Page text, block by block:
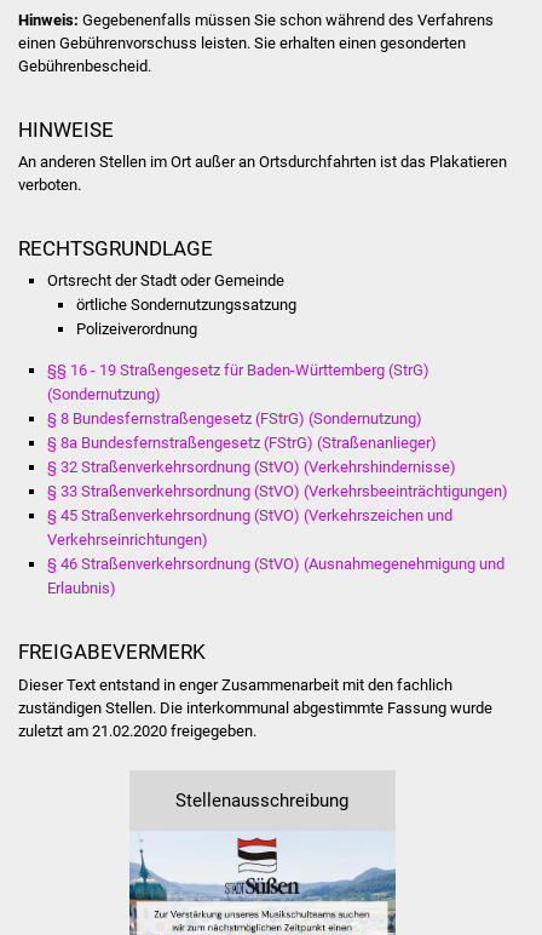
NETZMonitor
Bürgerbus (MOBS)
Abfall und Entsorgung
Kultur & Freizeit
Einrichtungen
Stadtbücherei
Stadtarchiv
Hinweis: Gegebenenfalls müssen Sie schon während des Verfahrens
einen Gebührenvorschuss leisten. Sie erhalten einen gesonderten
Gebührenbescheid.
HINWEISE
An anderen Stellen im Ort außer an Ortsdurchfahrten ist das Plakatieren
verboten.
RECHTSGRUNDLAGE
Ortsrecht der Stadt oder Gemeinde
örtliche Sondernutzungssatzung
Polizeiverordnung
§§ 16 - 19 Straßengesetz für Baden-Württemberg (StrG)
(Sondernutzung)
§ 8 Bundesfernstraßengesetz (FStrG) (Sondernutzung)
§ 8a Bundesfernstraßengesetz (FStrG) (Straßenanlieger)
§ 32 Straßenverkehrsordnung (StVO) (Verkehrshindernisse)
§ 33 Straßenverkehrsordnung (StVO) (Verkehrsbeeinträchtigungen)
§ 45 Straßenverkehrsordnung (StVO) (Verkehrszeichen und
Verkehrseinrichtungen)
§ 46 Straßenverkehrsordnung (StVO) (Ausnahmegenehmigung und
Erlaubnis)
FREIGABEVERMERK
Dieser Text entstand in enger Zusammenarbeit mit den fachlich
zuständigen Stellen. Die interkommunal abgestimmte Fassung wurde
zuletzt am 21.02.2020 freigegeben.
Stellenausschreibung